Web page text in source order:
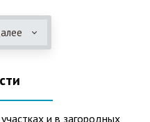
не подвержены коррозии.
– способны
в любом регионе
4. Полностью
полной безопасности
и в загородных